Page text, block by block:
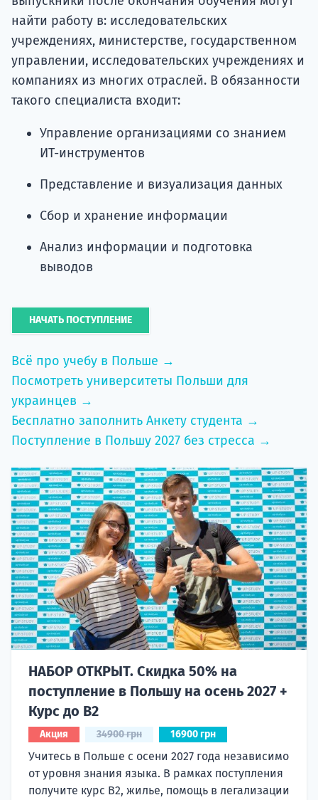
найти работу в: исследовательских
учреждениях, министерстве, государственном
управлении, исследовательских учреждениях и
компаниях из многих отраслей. В обязанности
такого специалиста входит:
Управление организациями со знанием
ИТ-инструментов
Представление и визуализация данных
Сбор и хранение информации
Анализ информации и подготовка
выводов
НАЧАТЬ ПОСТУПЛЕНИЕ
Всё про учебу в Польше →
Посмотреть университеты Польши для
украинцев →
Бесплатно заполнить Анкету студента →
Поступление в Польшу 2027 без стресса →
НАБОР ОТКРЫТ. Скидка 50% на
поступление в Польшу на осень 2027 +
Курс до B2
Акция 34900 грн 16900 грн
Учитесь в Польше с осени 2027 года независимо
от уровня знания языка. В рамках поступления
получите курс B2, жилье, помощь в легализации